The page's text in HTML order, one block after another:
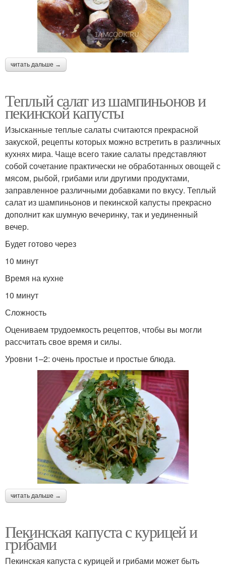
читать дальше →
Теплый салат из шампиньонов и
пекинской капусты
Изысканные теплые салаты считаются прекрасной
закуской, рецепты которых можно встретить в различных
кухнях мира. Чаще всего такие салаты представляют
собой сочетание практически не обработанных овощей с
мясом, рыбой, грибами или другими продуктами,
заправленное различными добавками по вкусу. Теплый
салат из шампиньонов и пекинской капусты прекрасно
дополнит как шумную вечеринку, так и уединенный
вечер.
Будет готово через
10 минут
Время на кухне
10 минут
Сложность
Оцениваем трудоемкость рецептов, чтобы вы могли
рассчитать свое время и силы.
Уровни 1–2: очень простые и простые блюда.
читать дальше →
Пекинская капуста с курицей и
грибами
Пекинская капуста с курицей и грибами может быть